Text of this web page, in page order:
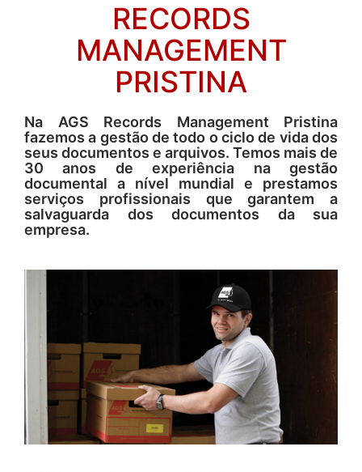
RECORDS
MANAGEMENT
PRISTINA
Na AGS Records Management Pristina
fazemos a gestão de todo o ciclo de vida dos
seus documentos e arquivos. Temos mais de
30 anos de experiência na gestão
documental a nível mundial e prestamos
serviços profissionais que garantem a
salvaguarda dos documentos da sua
empresa.